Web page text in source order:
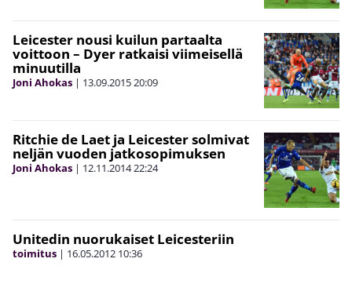
Leicester nousi kuilun partaalta
voittoon – Dyer ratkaisi viimeisellä
minuutilla
Joni Ahokas | 13.09.201520:09
Ritchie de Laet ja Leicester solmivat
neljän vuoden jatkosopimuksen
Joni Ahokas | 12.11.201422:24
Unitedin nuorukaiset Leicesteriin
toimitus | 16.05.2012 10:36